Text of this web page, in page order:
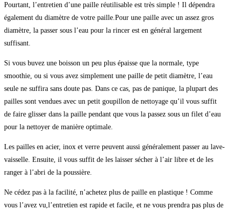
Pourtant, l’entretien d’une paille réutilisable est très simple ! Il dépendra
également du diamètre de votre paille.Pour une paille avec un assez gros
diamètre, la passer sous l’eau pour la rincer est en général largement
suffisant.
Si vous buvez une boisson un peu plus épaisse que la normale, type
smoothie, ou si vous avez simplement une paille de petit diamètre, l’eau
seule ne suffira sans doute pas. Dans ce cas, pas de panique, la plupart des
pailles sont vendues avec un petit goupillon de nettoyage qu’il vous suffit
de faire glisser dans la paille pendant que vous la passez sous un filet d’eau
pour la nettoyer de manière optimale.
Les pailles en acier, inox et verre peuvent aussi généralement passer au lave-
vaisselle. Ensuite, il vous suffit de les laisser sécher à l’air libre et de les
ranger à l’abri de la poussière.
Ne cédez pas à la facilité, n’achetez plus de paille en plastique ! Comme
vous l’avez vu,l’entretien est rapide et facile, et ne vous prendra pas plus de